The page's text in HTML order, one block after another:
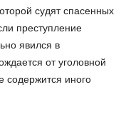
судят спасенных
преступление
явился в
от уголовной
содержится иного